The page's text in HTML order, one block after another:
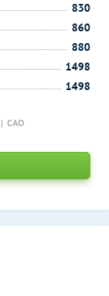
САО
830
860
880
1498
1498